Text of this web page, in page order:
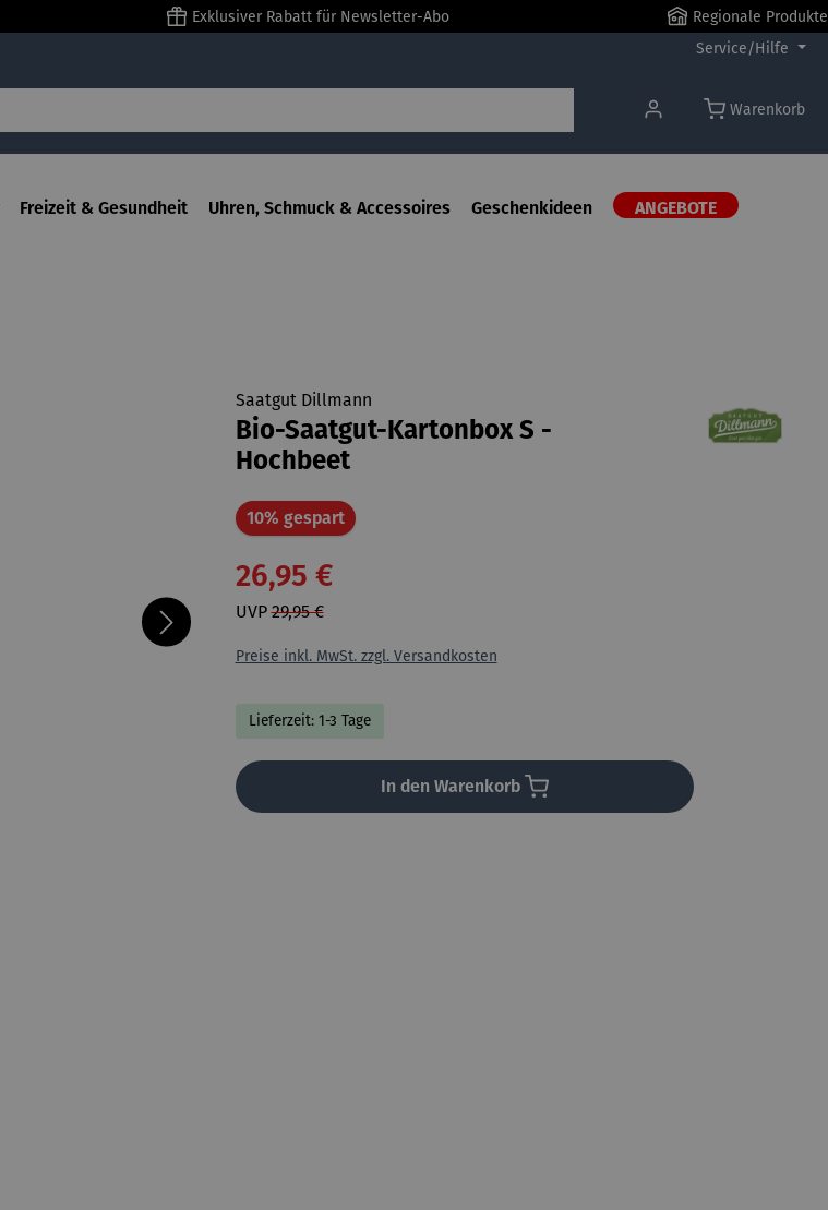
Exklusiver Rabatt für Newsletter-Abo
Regionale Produkte
Service/Hilfe
Warenkorb
Freizeit & Gesundheit Uhren, Schmuck & Accessoires Geschenkideen ANGEBOTE
Saatgut Dillmann
Bio-Saatgut-Kartonbox S -
Hochbeet
10% gespartRabatt
26,95 €
UVP29,95 €
Preise inkl. MwSt. zzgl. Versandkosten
Lieferzeit: 1-3 Tage
In den Warenkorb